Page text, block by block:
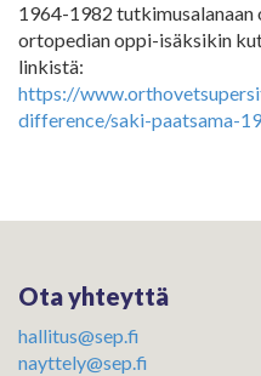
1964-1982 tutkimusalanaan
ortopedian oppi-isäksikin
linkistä:
https://
difference/saki-paatsama-
Ota yhteyttä
hallitus@sep.fi
nayttely@sep.fi